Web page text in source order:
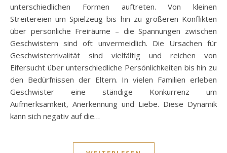
unterschiedlichen Formen auftreten. Von kleinen
Streitereien um Spielzeug bis hin zu größeren Konflikten
über persönliche Freiräume – die Spannungen zwischen
Geschwistern sind oft unvermeidlich. Die Ursachen für
Geschwisterrivalität sind vielfältig und reichen von
Eifersucht über unterschiedliche Persönlichkeiten bis hin zu
den Bedürfnissen der Eltern. In vielen Familien erleben
Geschwister eine ständige Konkurrenz um
Aufmerksamkeit, Anerkennung und Liebe. Diese Dynamik
kann sich negativ auf die…